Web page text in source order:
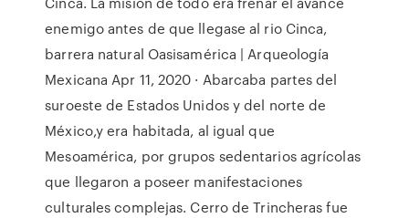
enemigo antes de que llegase al rio Cinca,
barrera natural Oasisamérica | Arqueología
Mexicana Apr 11, 2020 · Abarcaba partes del
suroeste de Estados Unidos y del norte de
México,y era habitada, al igual que
Mesoamérica, por grupos sedentarios agrícolas
que llegaron a poseer manifestaciones
culturales complejas. Cerro de Trincheras fue